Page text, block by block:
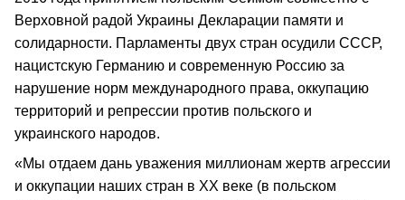
Верховной радой Украины Декларации памяти и
солидарности. Парламенты двух стран осудили СССР,
нацистскую Германию и современную Россию за
нарушение норм международного права, оккупацию
территорий и репрессии против польского и
украинского народов.
«Мы отдаем дань уважения миллионам жертв агрессии
и оккупации наших стран в ХХ веке (в польском